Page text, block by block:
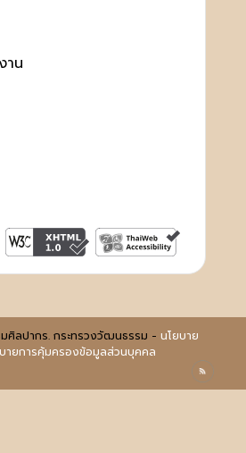
าน
ศิลปากร. กระทรวงวัฒนธรรม - นโยบาย
ายการคุ้มครองข้อมูลส่วนบุคคล